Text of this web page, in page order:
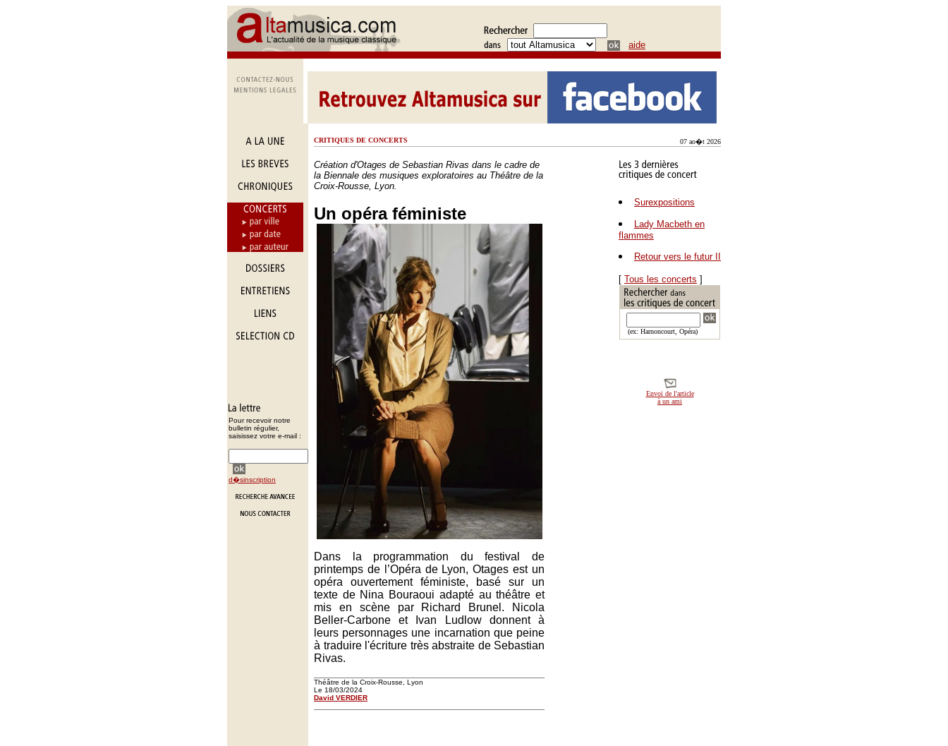
aide
Pour recevoir notre
bulletin régulier,
saisissez votre e-mail :
d�sinscription
CRITIQUES DE CONCERTS 07 ao�t 2026
Création d'Otages de Sebastian Rivas dans le cadre de
la Biennale des musiques exploratoires au Théâtre de la
Croix-Rousse, Lyon.
Un opéra féministe
Dans la programmation du festival de
printemps de l’Opéra de Lyon, Otages est un
opéra ouvertement féministe, basé sur un
texte de Nina Bouraoui adapté au théâtre et
mis en scène par Richard Brunel. Nicola
Beller-Carbone et Ivan Ludlow donnent à
leurs personnages une incarnation que peine
à traduire l'écriture très abstraite de Sebastian
Rivas.
Théâtre de la Croix-Rousse, Lyon
Le 18/03/2024
David VERDIER
Surexpositions
Lady Macbeth en
flammes
Retour vers le futur II
[ Tous les concerts ]
(ex: Harnoncourt, Opéra)
Envoi de l'article
à un ami